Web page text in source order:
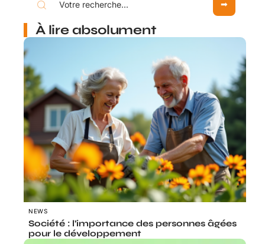
À lire absolument
NEWS
Société : l’importance des personnes âgées
pour le développement